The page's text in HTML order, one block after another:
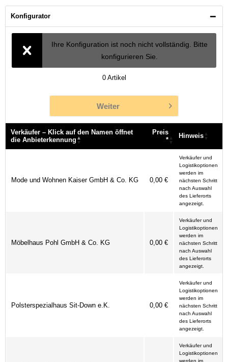
Konfigurator
Ihre Konfiguration ist noch nicht vollständig. Bitte
konfigurieren Sie.
0 Artikel
Weiter
Verkäufer – Klick auf den Namen öffnet
die Anbieterkennung
Preis
*
Hinweis
Mode und Wohnen Kaiser GmbH & Co. KG 0,00 €
Verkäufer und
Logistikoptionen
werden im
nächsten Schritt
nach Auswahl
des Lieferorts
angezeigt.
Möbelhaus Pohl GmbH & Co. KG 0,00 €
Verkäufer und
Logistikoptionen
werden im
nächsten Schritt
nach Auswahl
des Lieferorts
angezeigt.
Polsterspezialhaus Sit-Down e.K. 0,00 €
Verkäufer und
Logistikoptionen
werden im
nächsten Schritt
nach Auswahl
des Lieferorts
angezeigt.
Verkäufer und
Logistikoptionen
werden im